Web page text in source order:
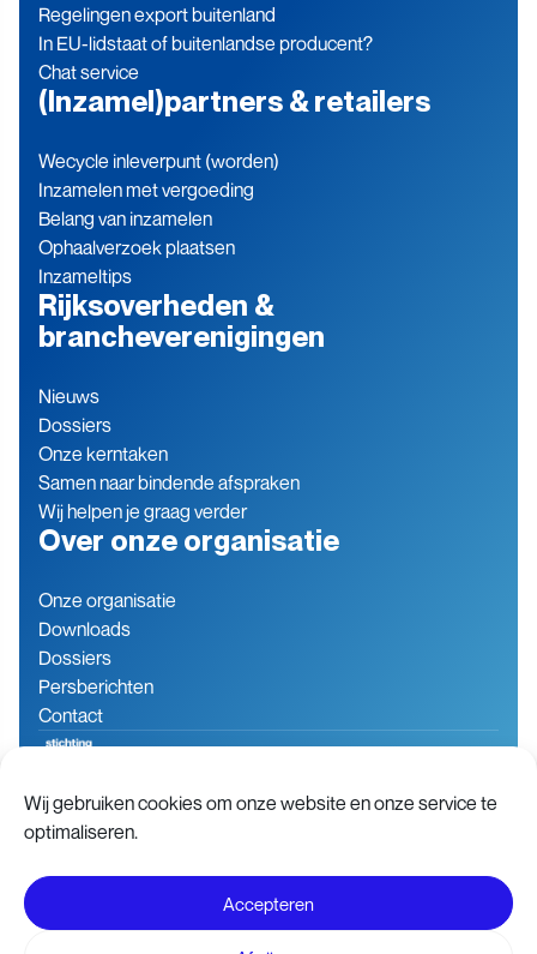
Wij gebruiken cookies om onze website en onze service te
optimaliseren.
Accepteren
Regelingen export buitenland
In EU-lidstaat of buitenlandse producent?
Chat service
(Inzamel)partners & retailers
Wecycle inleverpunt (worden)
Inzamelen met vergoeding
Belang van inzamelen
Ophaalverzoek plaatsen
Inzameltips
Rijksoverheden &
brancheverenigingen
Nieuws
Dossiers
Onze kerntaken
Samen naar bindende afspraken
Wij helpen je graag verder
Over onze organisatie
Onze organisatie
Downloads
Dossiers
Persberichten
Contact
Baron de Coubertinlaan 7
2719 EN Zoetermeer
Disclaimer